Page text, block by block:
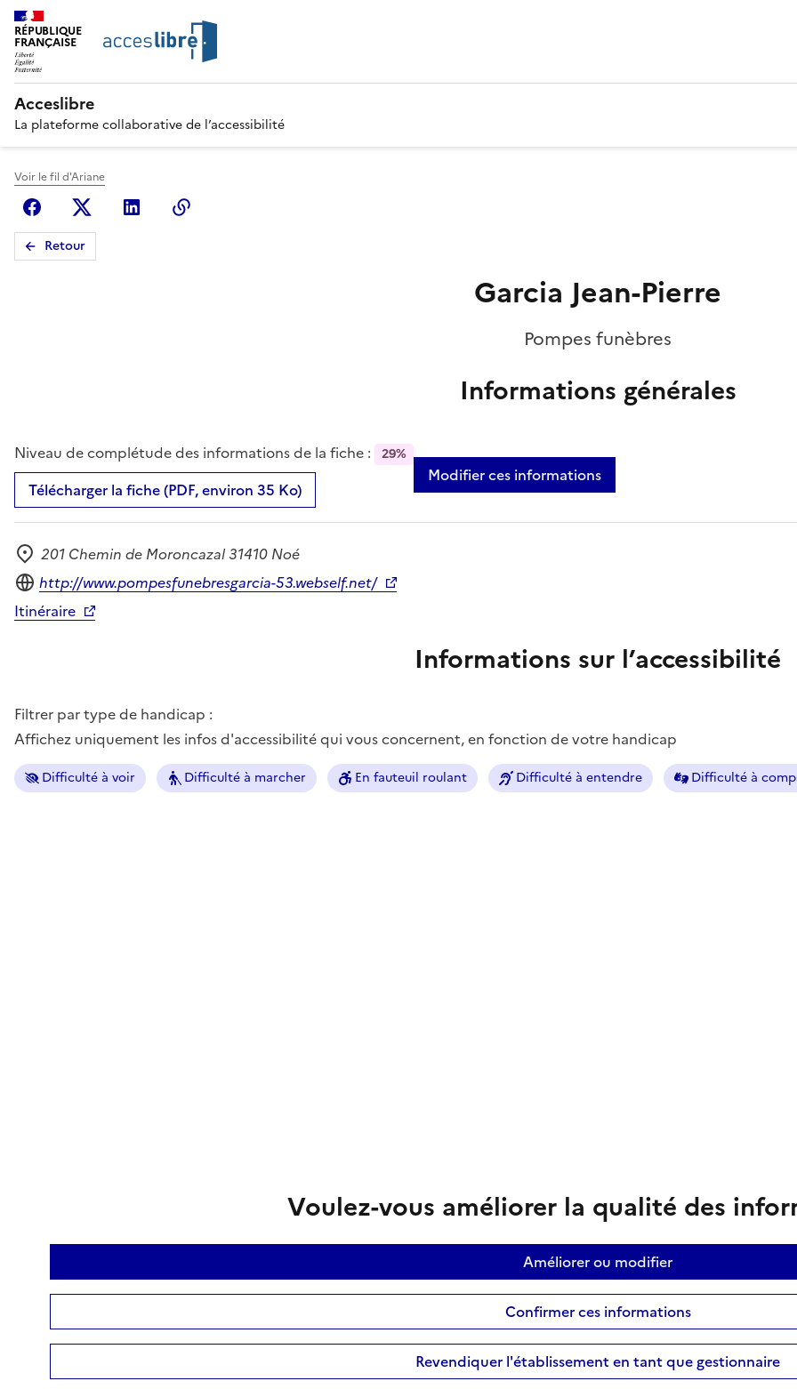
RÉPUBLIQUE
FRANÇAISE
Acceslibre
La plateforme collaborative de l’accessibilité
Voir le fil d'Ariane
FacebookX (anciennement Twitter)
Linkedin
Retour
Garcia Jean-Pierre
Pompes funèbres
Informations générales
Niveau de complétude des informations de la fiche : 29%
Télécharger la fiche (PDF, environ 35 Ko)
Modifier ces informations
Adresse
201 Chemin de Moroncazal 31410 Noé
Site internet
http://www.pompesfunebresgarcia-53.webself.net/
Itinéraire
Informations sur l’accessibilité
Filtrer par type de handicap :
Affichez uniquement les infos d'accessibilité qui vous concernent, en fonction de votre handicap
Difficulté à voir Difficulté à marcher En fauteuil roulant Difficulté à entendre Difficulté à
Voulez-vous améliorer la qualité des
Améliorer ou modifier
Confirmer ces informations
Revendiquer l'établissement en tant que gestionnaire